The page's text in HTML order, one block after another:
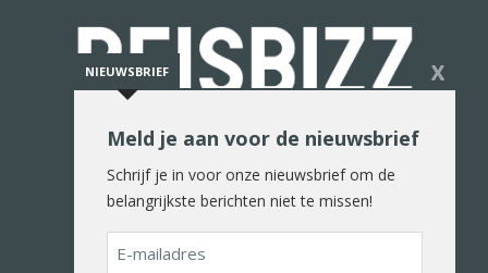
De reiswereld in woord en beeld
NIEUWSBRIEF X
Meld je aan voor de nieuwsbrief
Schrijf je in voor onze nieuwsbrief om de
belangrijkste berichten niet te missen!
E-